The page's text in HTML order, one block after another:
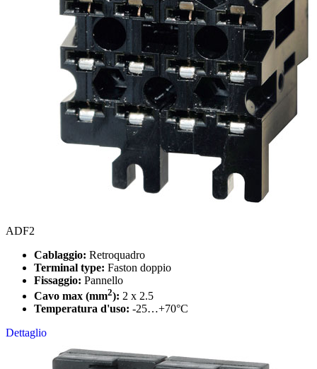
ADF2
Cablaggio: Retroquadro
Terminal type: Faston doppio
Fissaggio: Pannello
Cavo max (mm2): 2 x 2.5
Temperatura d'uso: -25…+70°C
Dettaglio